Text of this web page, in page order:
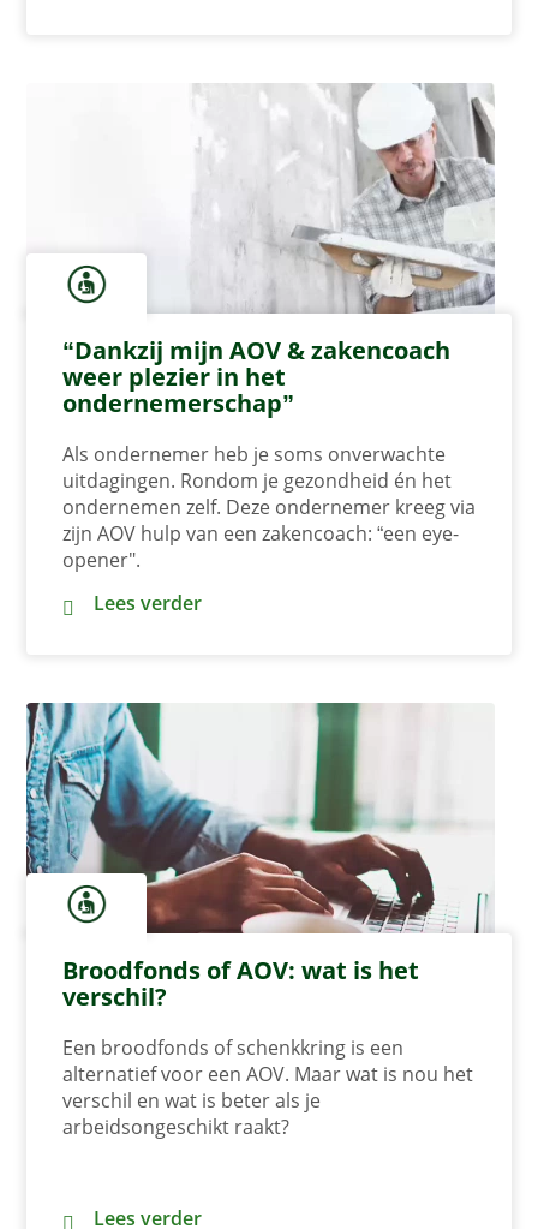
“Dankzij mijn AOV & zakencoach
weer plezier in het
ondernemerschap”
Als ondernemer heb je soms onverwachte
uitdagingen. Rondom je gezondheid én het
ondernemen zelf. Deze ondernemer kreeg via
zijn AOV hulp van een zakencoach: “een eye-
opener".
“Dankzij mijn AOV & zakencoach weer plezier
Lees verder
Broodfonds of AOV: wat is het
verschil?
Een broodfonds of schenkkring is een
alternatief voor een AOV. Maar wat is nou het
verschil en wat is beter als je
arbeidsongeschikt raakt?
Broodfonds of AOV: wat is het verschil?
Lees verder